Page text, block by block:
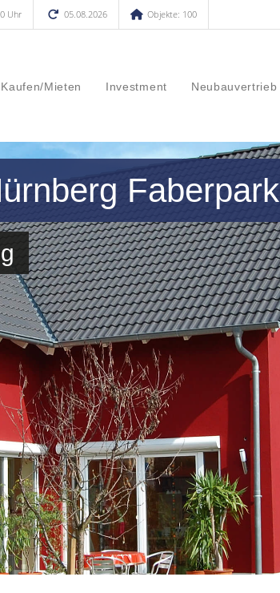
Uhr 05.08.2026 Objekte: 100
Kaufen/Mieten Investment Neubauvertrieb
Faberpark